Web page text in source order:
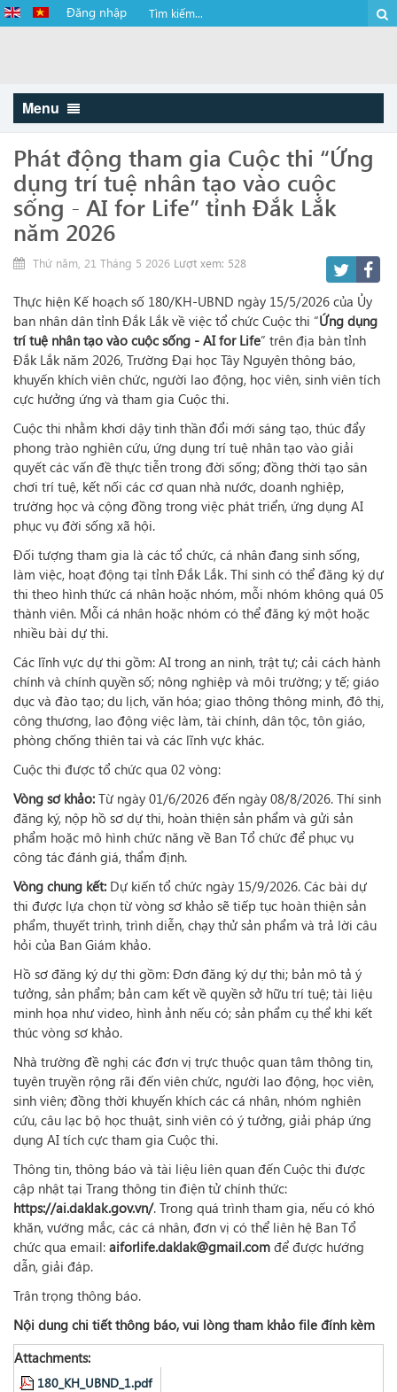
Đăng nhập
Menu
Phát động tham gia Cuộc thi “Ứng
dụng trí tuệ nhân tạo vào cuộc
sống - AI for Life” tỉnh Đắk Lắk
năm 2026
Thứ năm, 21 Tháng 5 2026 Lượt xem: 528
Thực hiện Kế hoạch số 180/KH-UBND ngày 15/5/2026 của Ủy
ban nhân dân tỉnh Đắk Lắk về việc tổ chức Cuộc thi “Ứng dụng
trí tuệ nhân tạo vào cuộc sống - AI for Life” trên địa bàn tỉnh
Đắk Lắk năm 2026, Trường Đại học Tây Nguyên thông báo,
khuyến khích viên chức, người lao động, học viên, sinh viên tích
cực hưởng ứng và tham gia Cuộc thi.
Cuộc thi nhằm khơi dậy tinh thần đổi mới sáng tạo, thúc đẩy
phong trào nghiên cứu, ứng dụng trí tuệ nhân tạo vào giải
quyết các vấn đề thực tiễn trong đời sống; đồng thời tạo sân
chơi trí tuệ, kết nối các cơ quan nhà nước, doanh nghiệp,
trường học và cộng đồng trong việc phát triển, ứng dụng AI
phục vụ đời sống xã hội.
Đối tượng tham gia là các tổ chức, cá nhân đang sinh sống,
làm việc, hoạt động tại tỉnh Đắk Lắk. Thí sinh có thể đăng ký dự
thi theo hình thức cá nhân hoặc nhóm, mỗi nhóm không quá 05
thành viên. Mỗi cá nhân hoặc nhóm có thể đăng ký một hoặc
nhiều bài dự thi.
Các lĩnh vực dự thi gồm: AI trong an ninh, trật tự; cải cách hành
chính và chính quyền số; nông nghiệp và môi trường; y tế; giáo
dục và đào tạo; du lịch, văn hóa; giao thông thông minh, đô thị,
công thương, lao động việc làm, tài chính, dân tộc, tôn giáo,
phòng chống thiên tai và các lĩnh vực khác.
Cuộc thi được tổ chức qua 02 vòng:
Vòng sơ khảo: Từ ngày 01/6/2026 đến ngày 08/8/2026. Thí sinh
đăng ký, nộp hồ sơ dự thi, hoàn thiện sản phẩm và gửi sản
phẩm hoặc mô hình chức năng về Ban Tổ chức để phục vụ
công tác đánh giá, thẩm định.
Vòng chung kết: Dự kiến tổ chức ngày 15/9/2026. Các bài dự
thi được lựa chọn từ vòng sơ khảo sẽ tiếp tục hoàn thiện sản
phẩm, thuyết trình, trình diễn, chạy thử sản phẩm và trả lời câu
hỏi của Ban Giám khảo.
Hồ sơ đăng ký dự thi gồm: Đơn đăng ký dự thi; bản mô tả ý
tưởng, sản phẩm; bản cam kết về quyền sở hữu trí tuệ; tài liệu
minh họa như video, hình ảnh nếu có; sản phẩm cụ thể khi kết
thúc vòng sơ khảo.
Nhà trường đề nghị các đơn vị trực thuộc quan tâm thông tin,
tuyên truyền rộng rãi đến viên chức, người lao động, học viên,
sinh viên; đồng thời khuyến khích các cá nhân, nhóm nghiên
cứu, câu lạc bộ học thuật, sinh viên có ý tưởng, giải pháp ứng
dụng AI tích cực tham gia Cuộc thi.
Thông tin, thông báo và tài liệu liên quan đến Cuộc thi được
cập nhật tại Trang thông tin điện tử chính thức:
https://ai.daklak.gov.vn/. Trong quá trình tham gia, nếu có khó
khăn, vướng mắc, các cá nhân, đơn vị có thể liên hệ Ban Tổ
chức qua email: aiforlife.daklak@gmail.com để được hướng
dẫn, giải đáp.
Trân trọng thông báo.
Nội dung chi tiết thông báo, vui lòng tham khảo file đính kèm
Attachments:
180_KH_UBND_1.pdf